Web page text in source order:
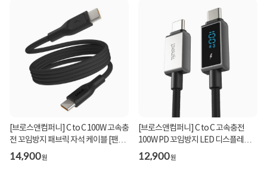
[브로스앤컴퍼니] C to C 100W 고속충
전 꼬임방지 패브릭 자석 케이블 [팬텀
블랙/자...
14,900원
[브로스앤컴퍼니] C to C 고속충전
100W PD 꼬임방지 LED 디스플레이
패브릭 케이블
12,900원